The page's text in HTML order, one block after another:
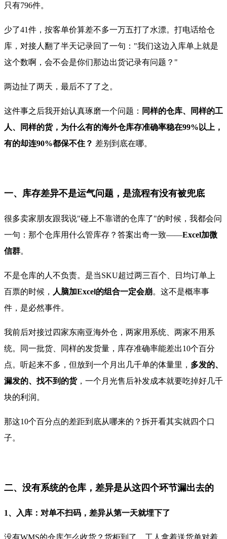
只有796件。
少了41件，按客单价算差不多一万五打了水漂。打电话给仓
库，对接人翻了半天记录回了一句："我们这边入库单上就是
这个数啊，会不会是你们那边出货记录有问题？"
两边扯了两天，最后不了了之。
这件事之后我开始认真琢磨一个问题： 同样的仓库、同样的工
人、同样的货，为什么有的海外仓库存准确率稳在99%以上，
有的却连90%都保不住？ 差别到底在哪。
一、库存差异不是运气问题，是流程有没有被兜底
很多卖家朋友跟我说"碰上不靠谱的仓库了"的时候，我都会问
一句：那个仓库用什么管库存？答案出奇一致——Excel加微
信群。
不是仓库的人不负责。是当SKU超过两三百个、日均订单上
百票的时候， 人脑加Excel的组合一定会崩。这不是概率事
件，是必然事件。
我前后对接过四家东南亚海外仓，两家用系统、两家不用系
统。同一批货、同样的发货量，库存准确率能差出10个百分
点。听起来不多，但放到一个月出几千单的体量里， 多发的、
漏发的、找不到的货，一个月光售后补发成本就要吃掉好几千
块的利润。
那这10个百分点的差距到底从哪来的？拆开看其实就四个口
子。
二、没有系统的仓库，差异是从这四个环节漏出去的
1、入库：对单不扫码，差异从第一天就埋下了
没有WMS的仓库怎么收货？货柜到了，工人拿着送货单对着